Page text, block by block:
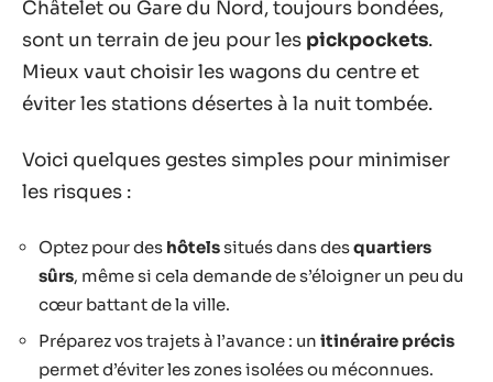
Châtelet ou Gare du Nord, toujours bondées,
sont un terrain de jeu pour les pickpockets.
Mieux vaut choisir les wagons du centre et
éviter les stations désertes à la nuit tombée.
Voici quelques gestes simples pour minimiser
les risques :
Optez pour des hôtelssitués dans desquartiers
sûrs, même si cela demande de s’éloigner un peu du
cœur battant de la ville.
Préparez vos trajets à l’avance : un itinéraire précis
permet d’éviter les zones isolées ou méconnues.